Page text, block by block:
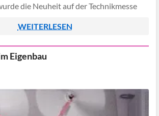
die Neuheit auf der Technikmesse
WEITERLESEN
Eigenbau